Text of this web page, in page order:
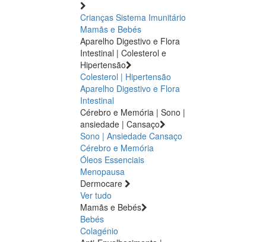
Crianças Sistema Imunitário
Mamãs e Bebés
Aparelho Digestivo e Flora
Intestinal | Colesterol e
Hipertensão
Colesterol | Hipertensão
Aparelho Digestivo e Flora
Intestinal
Cérebro e Memória | Sono |
ansiedade | Cansaço
Sono | Ansiedade Cansaço
Cérebro e Memória
Óleos Essenciais
Menopausa
Dermocare
Ver tudo
Mamãs e Bebés
Bebés
Colagénio